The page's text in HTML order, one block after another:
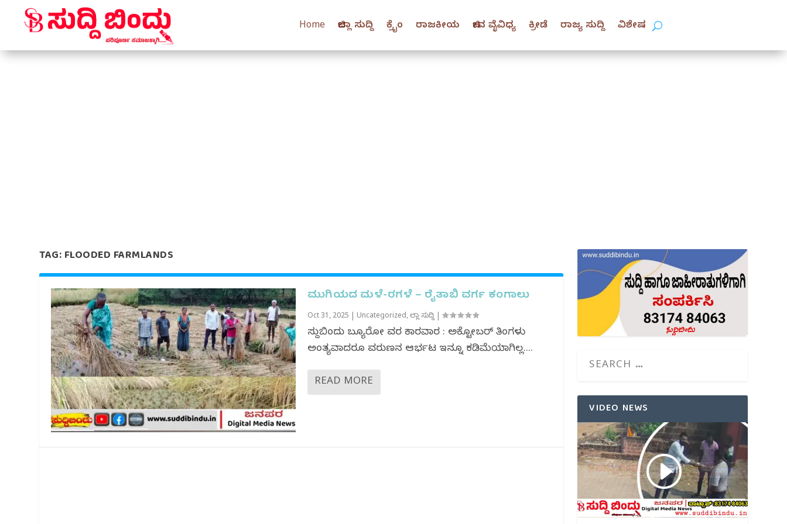
Home ಜಿಲ್ಲಾ ಸುದ್ದಿ ಕ್ರೈಂ ರಾಜಕೀಯ ಜೀವ ವೈವಿಧ್ಯ ಕ್ರೀಡೆ ರಾಜ್ಯ ಸುದ್ದಿ ವಿಶೇಷ
TAG:FLOODED FARMLANDS
ಮುಗಿಯದ ಮಳೆ-ರಗಳೆ – ರೈತಾಬಿ ವರ್ಗ ಕಂಗಾಲು
Oct 31, 2025 Uncategorized,ಜಿಲ್ಲಾ ಸುದ್ದಿ|
ಸುದ್ದಿಬಿಂದು ಬ್ಯೂರೋ ವರದಿ ಕಾರವಾರ : ಅಕ್ಟೋಬರ್ ತಿಂಗಳು
ಅಂತ್ಯವಾದರೂ ವರುಣನ ಆರ್ಭಟ ಇನ್ನೂ ಕಡಿಮೆಯಾಗಿಲ್ಲ....
READ MORE
VIDEO NEWS